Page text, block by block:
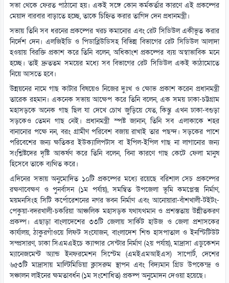
সভা থেকে ফেরত পাঠানো হয়। একই সঙ্গে কোন কর্মকর্তার কারণে এই প্রকল্পের
মেয়াদ বারবার বাড়াতে হচ্ছে, তাকে চিহ্নিত করার তাগিদ দেন প্রধানমন্ত্রী।
সভায় তিনি সব ধরনের প্রকল্পের খরচ কমানোর এবং রেট সিডিউল একীভূত করার
নির্দেশ দেন। এলজিইডি ও পিডাব্লিউডিসহ বিভিন্ন বিভাগের রেট সিডিউল আলাদা
হওয়ায় বিরক্তি প্রকাশ করে তিনি বলেন, অধিকাংশ প্রকল্পের ব্যয় অস্বাভাবিক মনে
হচ্ছে। তাই দ্রুততম সময়ের মধ্যে সব বিভাগের রেট সিডিউল একই কাঠামোতে
নিয়ে আসতে হবে।
উন্নয়নের নামে গাছ কাটার বিষয়েও নিজের দুঃখ ও ক্ষোভ প্রকাশ করেন প্রধানমন্ত্রী
তারেক রহমান। একনেক সভায় আক্ষেপ করে তিনি বলেন, এক সময় ঢাকা-চট্টগ্রাম
মহাসড়কে অনেক গাছ ছিল যা দেখে চোখ জুড়িয়ে যেত, কিন্তু এখন ঢাকা-বগুড়া
সড়কেও তেমন গাছ নেই। প্রধানমন্ত্রী স্পষ্ট জানান, তিনি সব এলাকাকে শহর
বানানোর পক্ষে নন, বরং গ্রামীণ পরিবেশ বজায় রাখাই তার পছন্দ। সড়কের পাশে
পরিবেশের জন্য ক্ষতিকর ইউক্যালিপটাস বা ইপিল-ইপিল গাছ না লাগানোর জন্য
সংশ্লিষ্টদের দৃষ্টি আকর্ষণ করে তিনি বলেন, বিনা কারণে গাছ কেটে ফেলা মানুষ
হিসেবে তাকে ব্যথিত করে।
এদিনের সভায় অনুমোদিত ১০টি প্রকল্পের মধ্যে রয়েছে বরিশাল সেচ প্রকল্পের
রক্ষণাবেক্ষণ ও পুনর্বাসন (১ম পর্যায়), সমন্বিত উপজেলা ভূমি কমপ্লেক্স নির্মাণ,
ময়মনসিংহ সিটি কর্পোরেশনের নগর ভবন নির্মাণ এবং আনোয়ারা-বাঁশখালী-টইটং-
পেকুয়া-বদরখালী-চকরিয়া আঞ্চলিক মহাসড়ক যথাযথমান ও প্রশস্ততায় উন্নীতকরণ
প্রকল্প। এছাড়া বাংলাদেশের ৩৩টি জেলায় সার্কিট হাউজ ও জেলা প্রশাসকের
কার্যালয়, ঠাকুরগাঁওয়ে লিফট সংযোজন, বাংলাদেশ শিশু হাসপাতাল ও ইনস্টিটিউট
সম্প্রসারণ, ঢাকা সিএমএইচে ক্যান্সার সেন্টার নির্মাণ (২য় পর্যায়), মাদ্রাসা এডুকেশন
ম্যানেজমেন্ট অ্যান্ড ইনফরমেশন সিস্টেম (এমইএমআইএস) সাপোর্ট, দেশের
৬৫৩টি মাদ্রাসায় মাল্টিমিডিয়া ক্লাসরুম স্থাপন এবং বিদ্যমান গ্রিড উপকেন্দ্র ও
সঞ্চালন লাইনের ক্ষমতাবর্ধন (১ম সংশোধিত) প্রকল্প অনুমোদন দেওয়া হয়েছে।